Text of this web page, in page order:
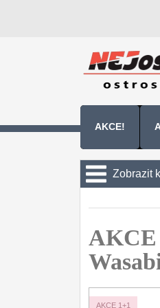
AKCE!
Zobrazit
Sady
Univerzální
AKCE
AKCE 1+1